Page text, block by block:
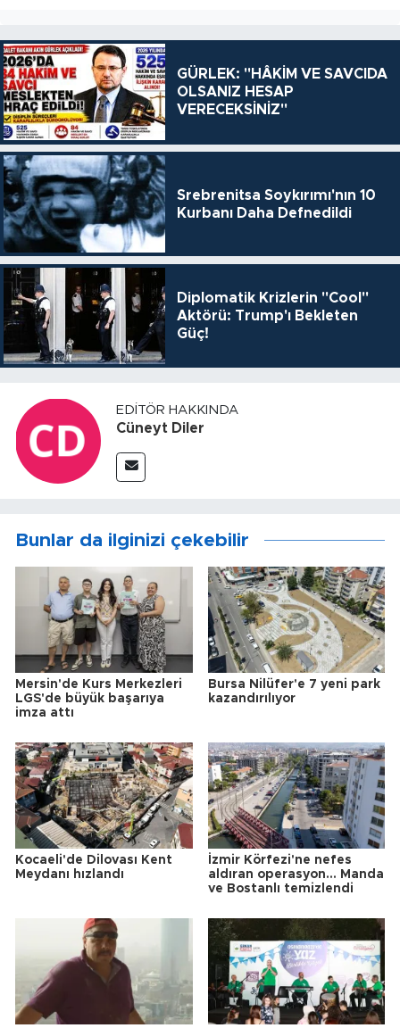
GÜRLEK: "HÂKİM VE SAVCIDA
OLSANIZ HESAP
VERECEKSİNİZ"
Srebrenitsa Soykırımı'nın 10
Kurbanı Daha Defnedildi
Diplomatik Krizlerin "Cool"
Aktörü: Trump'ı Bekleten
Güç!
EDITÖR HAKKINDA
Cüneyt Diler
Bunlar da ilginizi çekebilir
Mersin'de Kurs Merkezleri
LGS'de büyük başarıya
imza attı
Bursa Nilüfer'e 7 yeni park
kazandırılıyor
Kocaeli'de Dilovası Kent
Meydanı hızlandı
İzmir Körfezi'ne nefes
aldıran operasyon... Manda
ve Bostanlı temizlendi